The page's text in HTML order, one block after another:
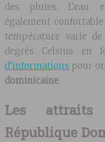
des pluies. L’eau
également
température varie
degrés Celsius en
d’informations pour
dominicaine.
Les
République